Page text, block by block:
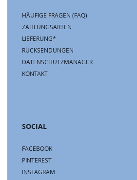
HÄUFIGE FRAGEN (FAQ)
ZAHLUNGSARTEN
LIEFERUNG*
RÜCKSENDUNGEN
DATENSCHUTZMANAGER
KONTAKT
SOCIAL
FACEBOOK
PINTEREST
INSTAGRAM